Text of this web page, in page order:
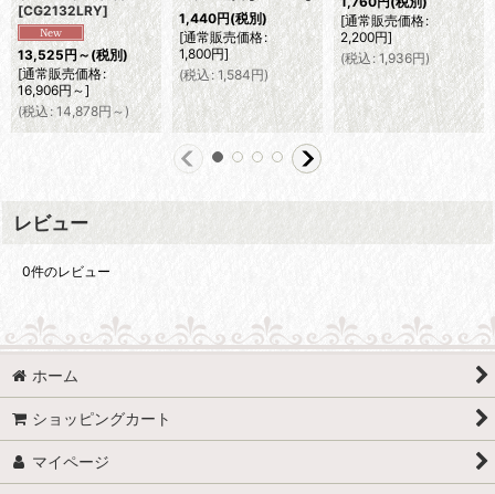
[CG2132LRY]
13,525円～(税別)
[通常販売価格:
16,906円～]
(税込: 14,878円～)
1,440円(税別)
[通常販売価格:
1,800円]
(税込: 1,584円)
[通常販売価格:
2,200円]
(税込 : 1,936円)
レビュー
0件のレビュー
ホーム
ショッピングカート
マイページ